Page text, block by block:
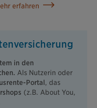
erfahren
in den
Als Nutzerin oder
Portal, das
(z.B. About You,